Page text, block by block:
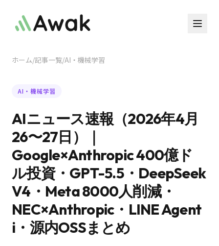
ホーム/記事一覧/AI・機械学習
AI・機械学習
AIニュース速報（2026年4月
26〜27日）｜
Google×Anthropic 400億ド
ル投資・GPT-5.5・DeepSeek
V4・Meta 8000人削減・
NEC×Anthropic・LINE Agent
i・源内OSSまとめ